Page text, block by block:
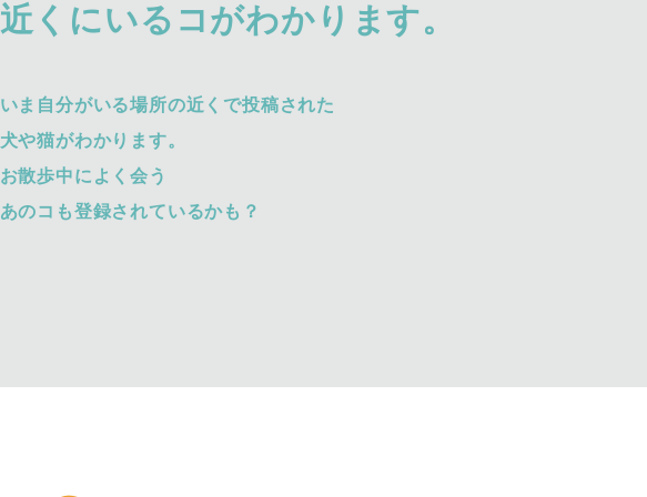
近くにいるコがわかります。
いま自分がいる場所の近くで投稿された
犬や猫がわかります。
お散歩中によく会う
あのコも登録されているかも？